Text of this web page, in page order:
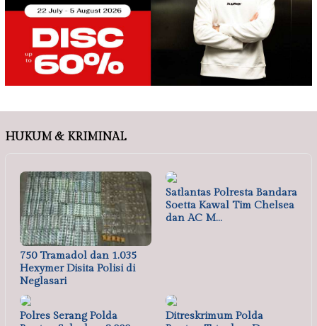
HUKUM & KRIMINAL
750 Tramadol dan 1.035
Hexymer Disita Polisi di
Neglasari
Satlantas Polresta Bandara
Soetta Kawal Tim Chelsea
dan AC M…
Polres Serang Polda
Ditreskrimum Polda